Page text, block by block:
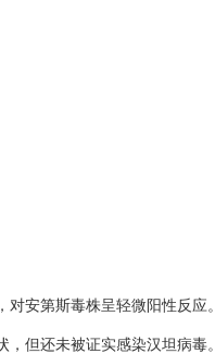
安第斯毒株呈轻微阳性反应。
但还未被证实感染汉坦病毒。